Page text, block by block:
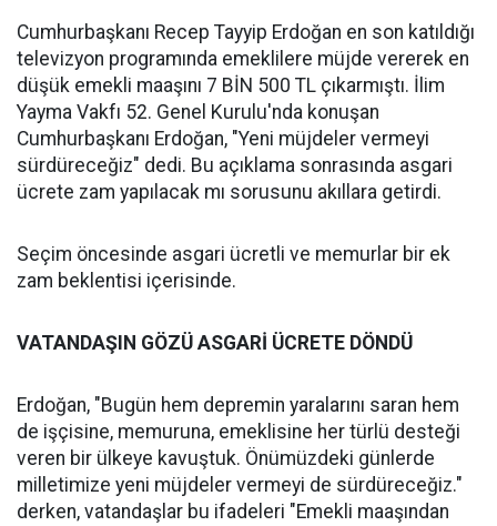
Cumhurbaşkanı Recep Tayyip Erdoğan en son katıldığı
televizyon programında emeklilere müjde vererek en
düşük emekli maaşını 7 BİN 500 TL çıkarmıştı. İlim
Yayma Vakfı 52. Genel Kurulu'nda konuşan
Cumhurbaşkanı Erdoğan, "Yeni müjdeler vermeyi
sürdüreceğiz" dedi. Bu açıklama sonrasında asgari
ücrete zam yapılacak mı sorusunu akıllara getirdi.
Seçim öncesinde asgari ücretli ve memurlar bir ek
zam beklentisi içerisinde.
VATANDAŞIN GÖZÜ ASGARİ ÜCRETE DÖNDÜ
Erdoğan, "Bugün hem depremin yaralarını saran hem
de işçisine, memuruna, emeklisine her türlü desteği
veren bir ülkeye kavuştuk. Önümüzdeki günlerde
milletimize yeni müjdeler vermeyi de sürdüreceğiz."
derken, vatandaşlar bu ifadeleri "Emekli maaşından